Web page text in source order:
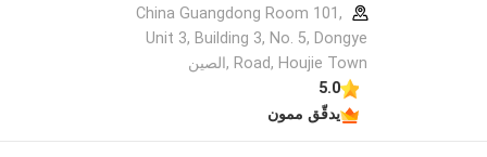
China Guangdong Room 101,
Unit 3, Building 3, No. 5, Dongye
Road, Houjie Town ,الصين
5.0
يدقّق ممون